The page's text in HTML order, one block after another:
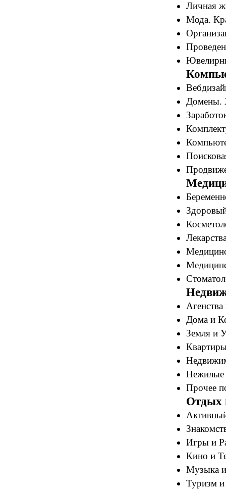
Личная
Мода.
Домены.
Дома и
Земля и
Нежилые
Прочее
Отдых
Игры и
Кино и
Музыка
Туризм